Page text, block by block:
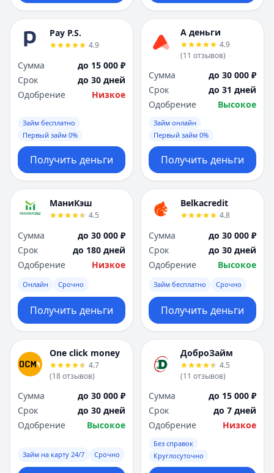
Pay P.S.
4.9
Сумма
до 15 000 ₽
Срок
до 30 дней
Одобрение
Низкое
Займ бесплатно
Первый займ 0%
Получить деньги
А деньги
4.9
(11 отзывов)
Сумма
до 30 000 ₽
Срок
до 31 дней
Одобрение
Высокое
Займ онлайн
Первый займ 0%
Получить деньги
МаниКэш
4.5
Сумма
до 30 000 ₽
Срок
до 180 дней
Одобрение
Низкое
Онлайн Срочно
Получить деньги
Belkacredit
4.8
Сумма
до 30 000 ₽
Срок
до 30 дней
Одобрение
Высокое
Займ бесплатно Срочно
Получить деньги
One click money
4.7
(18отзывов)
Сумма
до 30 000 ₽
Срок
до 30 дней
Одобрение
Высокое
Займ на карту 24/7 Срочно
ДоброЗайм
4.5
(11 отзывов)
Сумма
до 15 000 ₽
Срок
до 7 дней
Одобрение
Низкое
Без справок
Круглосуточно